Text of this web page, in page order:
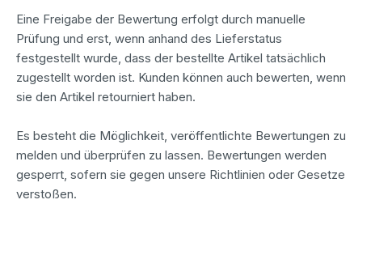
Eine Freigabe der Bewertung erfolgt durch manuelle
Prüfung und erst, wenn anhand des Lieferstatus
festgestellt wurde, dass der bestellte Artikel tatsächlich
zugestellt worden ist. Kunden können auch bewerten, wenn
sie den Artikel retourniert haben.
Es besteht die Möglichkeit, veröffentlichte Bewertungen zu
melden und überprüfen zu lassen. Bewertungen werden
gesperrt, sofern sie gegen unsere Richtlinien oder Gesetze
verstoßen.